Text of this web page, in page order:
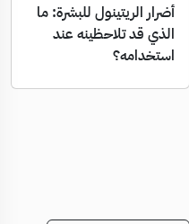
أضرار الريتينول للبشرة: ما
الذي قد تلاحظينه عند
استخدامه؟